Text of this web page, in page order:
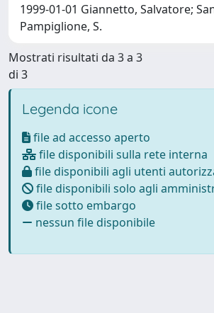
1999-01-01 Giannetto, Salvatore;
Pampiglione, S.
Mostrati risultati da 3 a 3
di 3
Legenda icone
file ad accesso aperto
file disponibili sulla rete interna
file disponibili agli utenti
file disponibili solo agli
file sotto embargo
nessun file disponibile